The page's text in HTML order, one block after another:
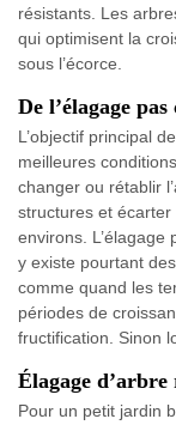
résistants. Les
qui optimisent la
sous l’écorce.
De l’élagage
L’objectif principal
meilleures
changer ou rétablir
structures et écarter
environs. L’élagage
y existe pourtant
comme quand les
périodes de
fructification. Sinon
Élagage
Pour un petit jardin